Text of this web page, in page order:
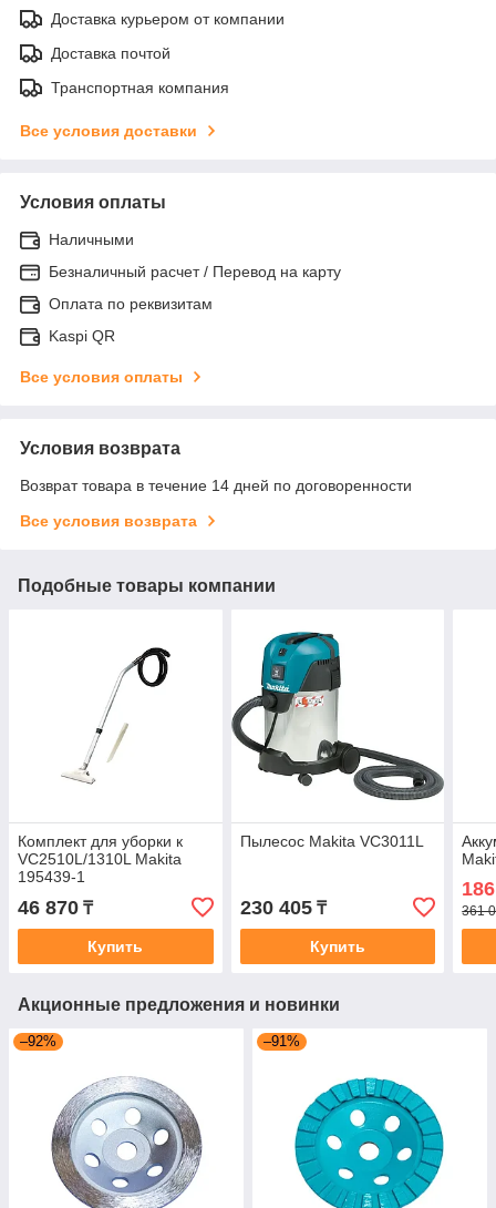
Доставка курьером от компании
Доставка почтой
Транспортная компания
Все условия доставки
Условия оплаты
Наличными
Безналичный расчет / Перевод на карту
Оплата по реквизитам
Kaspi QR
Все условия оплаты
Условия возврата
Возврат товара в течение 14 дней по договоренности
Все условия возврата
Подобные товары компании
Комплект для уборки к
VC2510L/1310L Makita
195439-1
46 870 ₸
Купить
Пылесос Makita VC3011L
230 405₸
Купить
361
Акционные предложения и новинки
–92% –91%